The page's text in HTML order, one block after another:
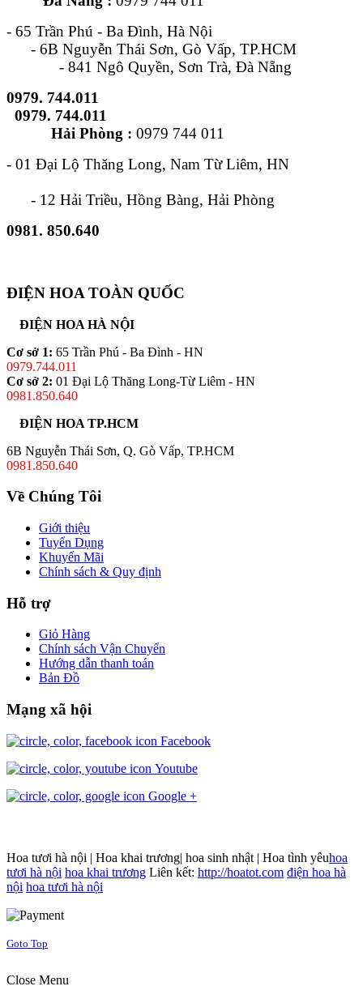
- 65 Trần Phú - Ba Đình, Hà Nội
- 6B Nguyễn Thái Sơn, Gò Vấp, TP.HCM
- 841 Ngô Quyền, Sơn Trà, Đà Nẵng
0979. 744.011
0979. 744.011
Hải Phòng : 0979 744 011
- 01 Đại Lộ Thăng Long, Nam Từ Liêm, HN
- 12 Hải Triều, Hồng Bàng, Hải Phòng
0981. 850.640
ĐIỆN HOA TOÀN QUỐC
ĐIỆN HOA HÀ NỘI
Cơ sở 1: 65 Trần Phú - Ba Đình - HN
0979.744.011
Cơ sở 2: 01 Đại Lộ Thăng Long-Từ Liêm - HN
0981.850.640
ĐIỆN HOA TP.HCM
6B Nguyễn Thái Sơn, Q. Gò Vấp, TP.HCM
0981.850.640
Về Chúng Tôi
Giới thiệu
Tuyển Dụng
Khuyến Mãi
Chính sách & Quy định
Hỗ trợ
Giỏ Hàng
Chính sách Vận Chuyển
Hướng dẫn thanh toán
Bản Đồ
Mạng xã hội
Facebook
Youtube
Google +
Hoa tươi hà nội | Hoa khai trương| hoa sinh nhật | Hoa tình yêuhoa
tươi hà nội hoa khai trương Liên kết: http://hoatot.com điện hoa hà
nội hoa tươi hà nội
Goto Top
Close Menu